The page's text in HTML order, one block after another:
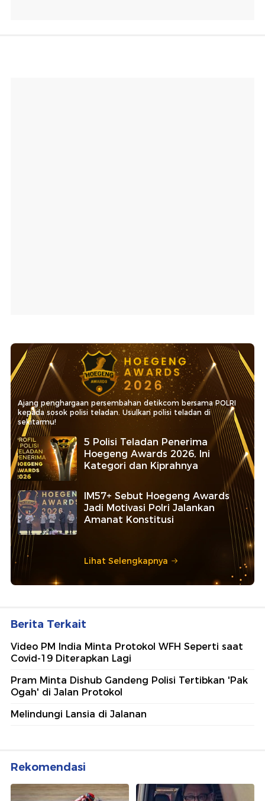
Ajang penghargaan persembahan detikcom bersama POLRI
kepada sosok polisi teladan. Usulkan polisi teladan di
sekitarmu!
5 Polisi Teladan Penerima
Hoegeng Awards 2026, Ini
Kategori dan Kiprahnya
IM57+ Sebut Hoegeng Awards
Jadi Motivasi Polri Jalankan
Amanat Konstitusi
Lihat Selengkapnya
Berita Terkait
Video PM India Minta Protokol WFH Seperti saat
Covid-19 Diterapkan Lagi
Pram Minta Dishub Gandeng Polisi Tertibkan 'Pak
Ogah' di Jalan Protokol
Melindungi Lansia di Jalanan
Rekomendasi